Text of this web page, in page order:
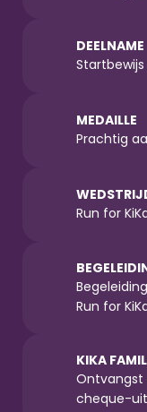
DEELNAME
MEDAILLE
Prachtig
Run for
Run for
KIKA
Ontvangst
cheque-